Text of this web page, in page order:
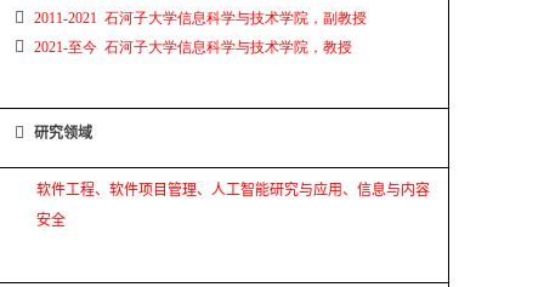
 2011-2021 石河子大学信息科学与技术学院，副教授
 2021-至今 石河子大学信息科学与技术学院，教授
 研究领域
软件工程、软件项目管理、人工智能研究与应用、 信息与内容
安全